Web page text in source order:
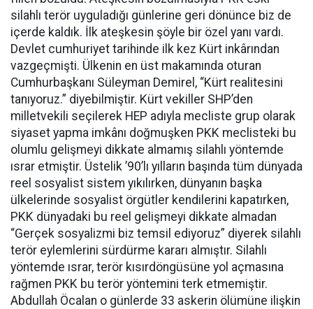
silahlı terör uyguladığı günlerine geri dönünce biz de
içerde kaldık. İlk ateşkesin şöyle bir özel yanı vardı.
Devlet cumhuriyet tarihinde ilk kez Kürt inkârından
vazgeçmişti. Ülkenin en üst makamında oturan
Cumhurbaşkanı Süleyman Demirel, “Kürt realitesini
tanıyoruz.” diyebilmiştir. Kürt vekiller SHP’den
milletvekili seçilerek HEP adıyla mecliste grup olarak
siyaset yapma imkânı doğmuşken PKK meclisteki bu
olumlu gelişmeyi dikkate almamış silahlı yöntemde
ısrar etmiştir. Üstelik ’90’lı yılların başında tüm dünyada
reel sosyalist sistem yıkılırken, dünyanın başka
ülkelerinde sosyalist örgütler kendilerini kapatırken,
PKK dünyadaki bu reel gelişmeyi dikkate almadan
“Gerçek sosyalizmi biz temsil ediyoruz” diyerek silahlı
terör eylemlerini sürdürme kararı almıştır. Silahlı
yöntemde ısrar, terör kısırdöngüsüne yol açmasına
rağmen PKK bu terör yöntemini terk etmemiştir.
Abdullah Öcalan o günlerde 33 askerin ölümüne ilişkin